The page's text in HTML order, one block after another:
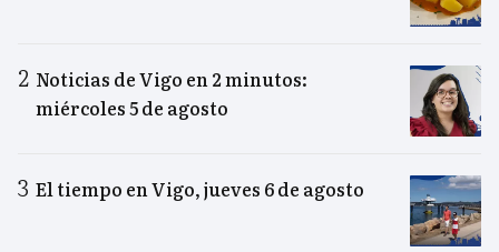
Noticias de Vigo en 2 minutos:
miércoles 5 de agosto
El tiempo en Vigo, jueves 6 de agosto